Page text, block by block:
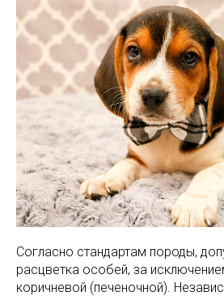
Согласно стандартам породы,
расцветка особей, за
коричневой (печеночной).